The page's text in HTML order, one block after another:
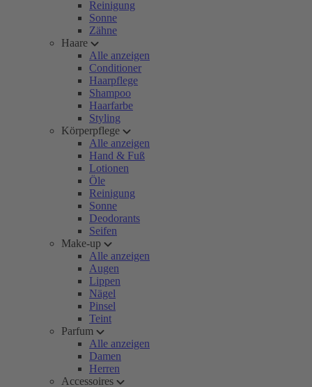
Reinigung
Sonne
Zähne
Haare
Alle anzeigen
Conditioner
Haarpflege
Shampoo
Haarfarbe
Styling
Körperpflege
Alle anzeigen
Hand & Fuß
Lotionen
Öle
Reinigung
Sonne
Deodorants
Seifen
Make-up
Alle anzeigen
Augen
Lippen
Nägel
Pinsel
Teint
Parfum
Alle anzeigen
Damen
Herren
Accessoires